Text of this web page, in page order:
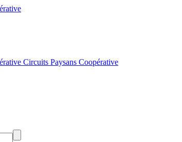
Circuits Paysans Coopérative